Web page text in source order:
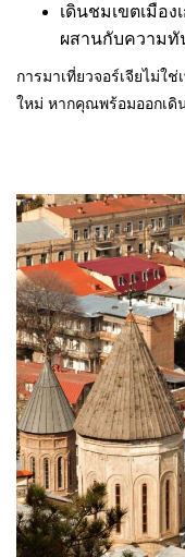
เดินชมเขตเมือ
ผสานกับความทั
การมาเที่ยวจอร์เจียไม่ใ
ใหม่ หากคุณพร้อมออกเดิ